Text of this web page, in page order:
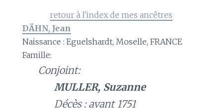
retour à l'index de mes ancêtres
DÄHN, Jean
Naissance : Eguelshardt, Moselle, FRANCE
Famille:
Conjoint:
MULLER, Suzanne
Décès : avant 1751